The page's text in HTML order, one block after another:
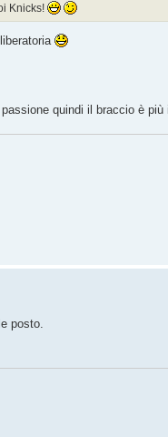
Knicks!
quindi il braccio è
posto.